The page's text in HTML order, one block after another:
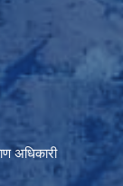
अधिकारी